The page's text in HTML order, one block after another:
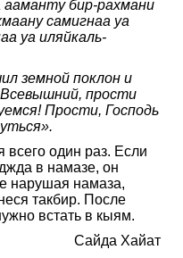
бир-рахмани
самигнаа уа
уа иляйкаль-
земной поклон и
прости
Прости, Господь
один раз. Если
в намазе, он
нарушая намаза,
такбир. После
встать в кыям.
Сайда Хайат